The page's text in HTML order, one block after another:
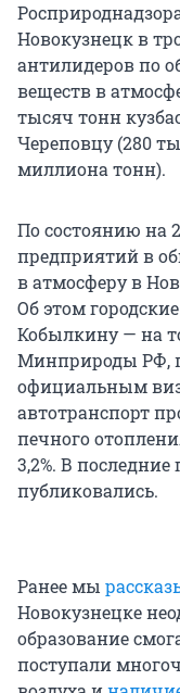
Новокузнецк в
антилидеров по
веществ в
тысяч тонн
Череповцу (280
миллиона тонн).
По состоянию на
предприятий в
в атмосферу в
Об этом
Кобылкину — на
Минприроды РФ,
официальным
автотранспорт
печного
3,2%. В
публиковались.
Ранее мы
Новокузнецке
образование
поступали